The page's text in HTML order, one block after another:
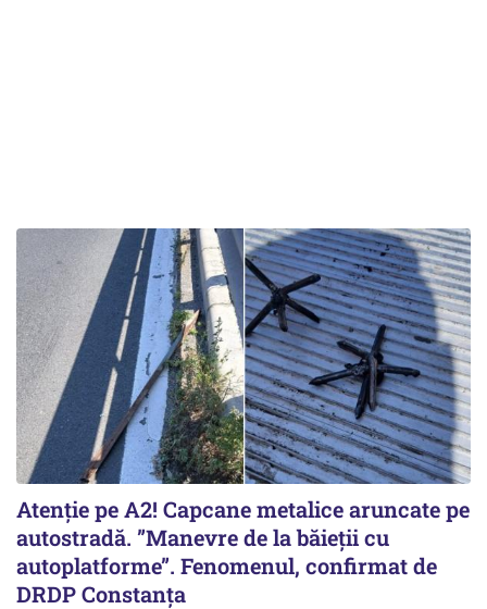
Atenție pe A2! Capcane metalice aruncate pe
autostradă. ”Manevre de la băieții cu
autoplatforme”. Fenomenul, confirmat de
DRDP Constanța